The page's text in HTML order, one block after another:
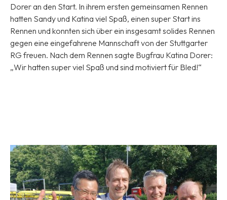
Dorer an den Start. In ihrem ersten gemeinsamen Rennen
hatten Sandy und Katina viel Spaß, einen super Start ins
Rennen und konnten sich über ein insgesamt solides Rennen
gegen eine eingefahrene Mannschaft von der Stuttgarter
RG freuen. Nach dem Rennen sagte Bugfrau Katina Dorer:
„Wir hatten super viel Spaß und sind motiviert für Bled!“